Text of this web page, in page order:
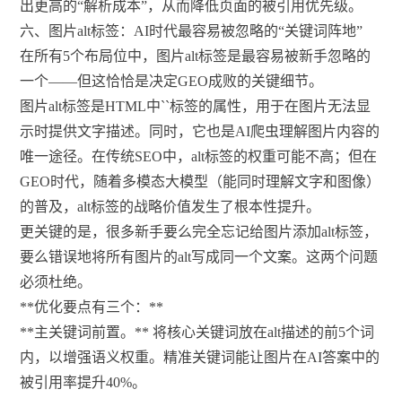
出更高的“解析成本”，从而降低页面的被引用优先级。
六、图片alt标签：AI时代最容易被忽略的“关键词阵地”
在所有5个布局位中，图片alt标签是最容易被新手忽略的
一个——但这恰恰是决定GEO成败的关键细节。
图片alt标签是HTML中``标签的属性，用于在图片无法显
示时提供文字描述。同时，它也是AI爬虫理解图片内容的
唯一途径。在传统SEO中，alt标签的权重可能不高；但在
GEO时代，随着多模态大模型（能同时理解文字和图像）
的普及，alt标签的战略价值发生了根本性提升。
更关键的是，很多新手要么完全忘记给图片添加alt标签，
要么错误地将所有图片的alt写成同一个文案。这两个问题
必须杜绝。
**优化要点有三个：**
**主关键词前置。** 将核心关键词放在alt描述的前5个词
内，以增强语义权重。精准关键词能让图片在AI答案中的
被引用率提升40%。